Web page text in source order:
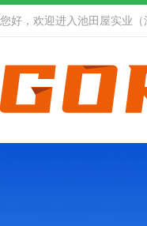
您好，欢迎进入池田屋实业（